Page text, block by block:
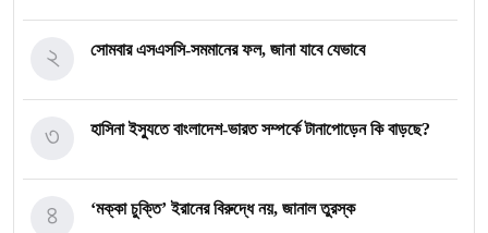
সোমবার এসএসসি-সমমানের ফল, জানা যাবে যেভাবে
২
হাসিনা ইস্যুতে বাংলাদেশ-ভারত সম্পর্কে টানাপোড়েন কি বাড়ছে?
৩
‘মক্কা চুক্তি’ ইরানের বিরুদ্ধে নয়, জানাল তুরস্ক
৪